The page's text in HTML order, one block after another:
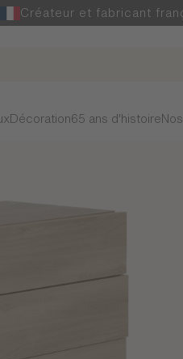
Créateur et fabricant
Décoration65 ans d'histoire